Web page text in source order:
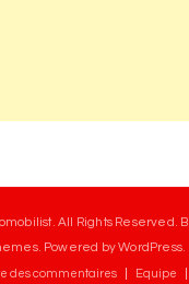
. All Rights Reserved.
. Powered byWordPress
des commentaires Equipe